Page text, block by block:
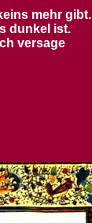
mehr gibt.
dunkel ist.
versage